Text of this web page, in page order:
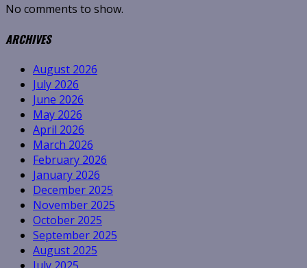
No comments to show.
ARCHIVES
August 2026
July 2026
June 2026
May 2026
April 2026
March 2026
February 2026
January 2026
December 2025
November 2025
October 2025
September 2025
August 2025